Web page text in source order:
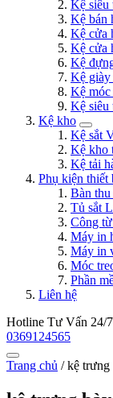
Kệ
Kệ bán
Kệ cửa
Kệ cửa
Kệ
Kệ giày
Kệ móc
Kệ siêu
Kệ kho
Kệ sắt
Kệ kho
Kệ tải
Phụ kiện thiết
Bàn thu
Tủ sắt
Công
Máy in
Máy in
Móc
Phần
Liên hệ
Hotline Tư Vấn 24/7
0369124565
Trang chủ /kệ trưng